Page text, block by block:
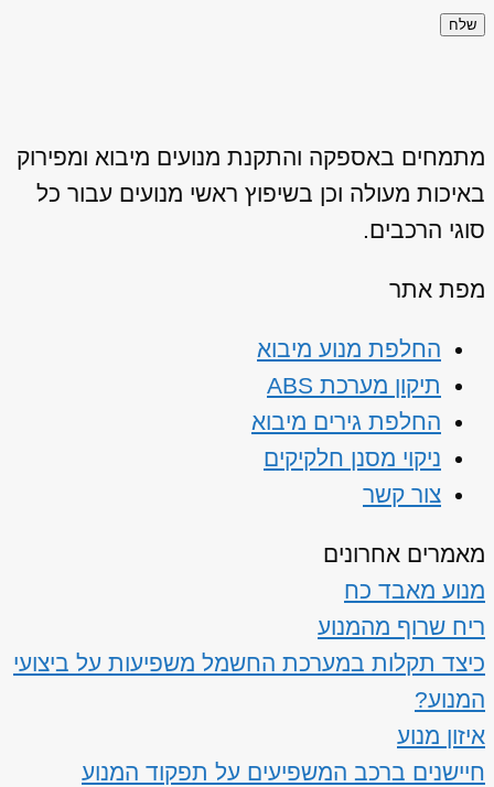
שלח
מתמחים באספקה והתקנת מנועים מיבוא ומפירוק
באיכות מעולה וכן בשיפוץ ראשי מנועים עבור כל
סוגי הרכבים.
מפת אתר
החלפת מנוע מיבוא
תיקון מערכת ABS
החלפת גירים מיבוא
ניקוי מסנן חלקיקים
צור קשר
מאמרים אחרונים
מנוע מאבד כח
ריח שרוף מהמנוע
כיצד תקלות במערכת החשמל משפיעות על ביצועי
המנוע?
איזון מנוע
חיישנים ברכב המשפיעים על תפקוד המנוע